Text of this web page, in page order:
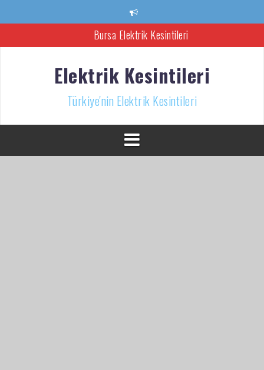
Bursa Elektrik Kesintileri
Türkiye’nin Elektrik Kesintileri Haber Kaynağı
İzmir Elektrik Kesintisi
Elektrik Kesintileri
Türkiye'nin Elektrik Kesintileri